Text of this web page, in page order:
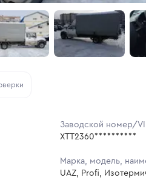
Заводской номер/
XTT2360**********
Марка, модель,
UAZ, Profi,